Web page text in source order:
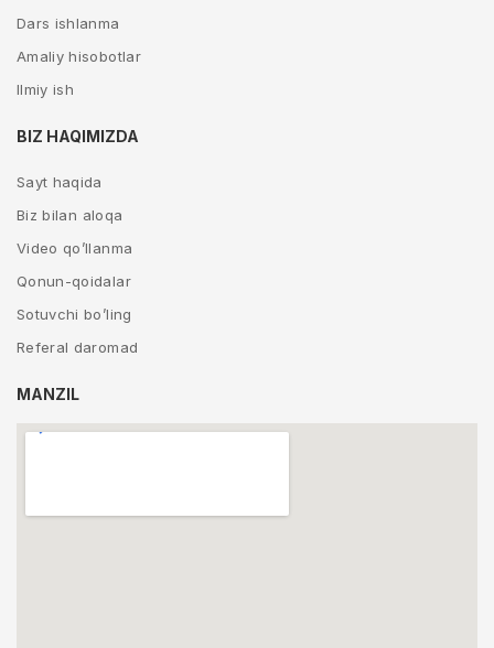
Dars ishlanma
Amaliy hisobotlar
Ilmiy ish
BIZ HAQIMIZDA
Sayt haqida
Biz bilan aloqa
Video qo’llanma
Qonun-qoidalar
Sotuvchi bo’ling
Referal daromad
MANZIL